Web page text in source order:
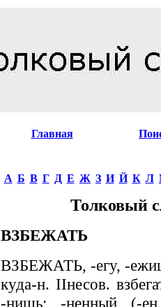
Главная
А Б В Г Д Е Ж З И Й К Л
Толковый
ВЗБЕЖАТЬ
ВЗБЕЖАТЬ, -егу, -
куда-н. IIнесов.
-нишь; -ненный (-